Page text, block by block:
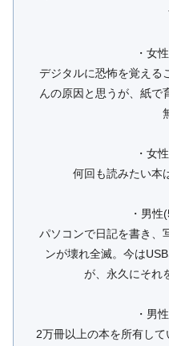
・女
デジタルに恐怖を覚える
んの原因と思うが、紙で
・女
何回も読みたい本
・男
パソコンで日記を書き、
ンが壊れ全滅。今は
が、永久にそれ
・男
2万冊以上の本を所有し